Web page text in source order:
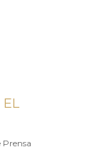
EL
Prensa